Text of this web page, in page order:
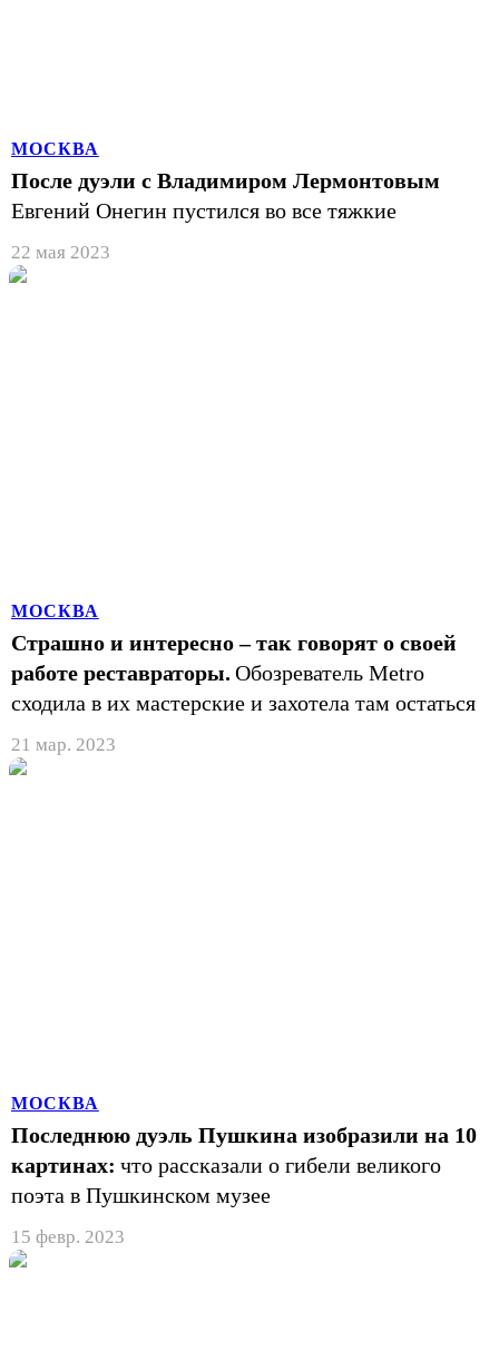
МОСКВА
После дуэли с Владимиром Лермонтовым
Евгений Онегин пустился во все тяжкие
22 мая 2023
МОСКВА
Страшно и интересно – так говорят о своей
работе реставраторы. Обозреватель Metro
сходила в их мастерские и захотела там остаться
21 мар. 2023
МОСКВА
Последнюю дуэль Пушкина изобразили на 10
картинах: что рассказали о гибели великого
поэта в Пушкинском музее
15 февр. 2023